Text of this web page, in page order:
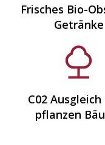
Frisches Bio-
Getränke
C02
pflanzen